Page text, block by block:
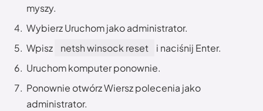
myszy.
Wybierz Uruchom jako administrator.
Wpisz
netsh winsock reset
i naciśnij Enter.
Uruchom komputer ponownie.
Ponownie otwórz Wiersz polecenia jako
administrator.